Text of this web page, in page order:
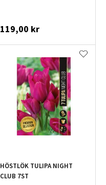
119,00 kr
HÖSTLÖK TULIPA NIGHT
CLUB 7ST